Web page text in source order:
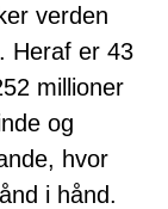
verden
Heraf er 43
millioner
og
hvor
i hånd.